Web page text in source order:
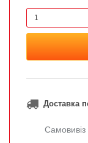
Доставка
Самовивіз